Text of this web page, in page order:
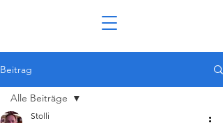
Beitrag
Alle Beiträge
Stolli